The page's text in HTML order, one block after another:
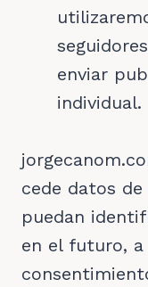
enviar
individual.
cede datos
puedan
en el futuro,